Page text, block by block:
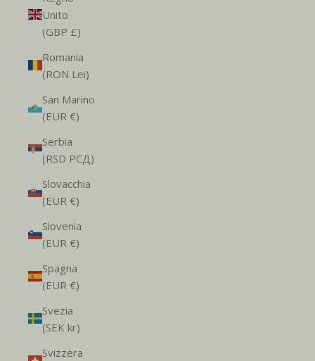
Unito
(GBP £)
Romania
(RON Lei)
San Marino
(EUR €)
Serbia
(RSD РСД)
Slovacchia
(EUR €)
Slovenia
(EUR €)
Spagna
(EUR €)
Svezia
(SEK kr)
Svizzera